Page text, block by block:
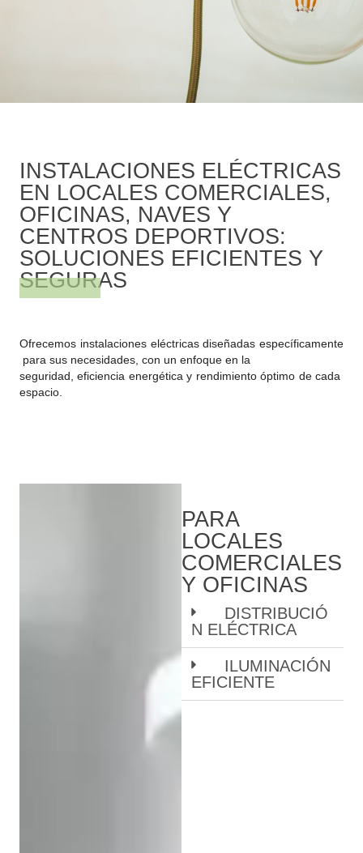
INSTALACIONES ELÉCTRICAS
EN LOCALES COMERCIALES,
OFICINAS, NAVES Y
CENTROS DEPORTIVOS:
SOLUCIONES EFICIENTES Y
SEGURAS
Ofrecemos instalaciones eléctricas diseñadas específicamente
para sus necesidades, con un enfoque en la
seguridad, eficiencia energética y rendimiento óptimo de cada
espacio.
PARA
LOCALES
COMERCIALES
Y OFICINAS
DISTRIBUCIÓ
N ELÉCTRICA
ILUMINACIÓN
EFICIENTE